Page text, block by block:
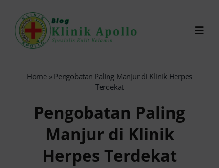
content
Reservasi Online
Home» Pengobatan Paling Manjur di Klinik Herpes
Terdekat
Pengobatan Paling
Manjur di Klinik
Herpes Terdekat